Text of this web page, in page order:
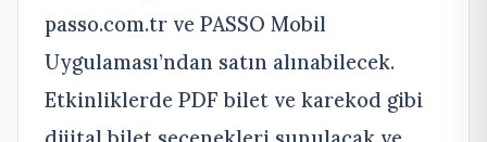
passo.com.tr ve PASSO Mobil
Uygulaması’ndan satın alınabilecek.
Etkinliklerde PDF bilet ve karekod gibi